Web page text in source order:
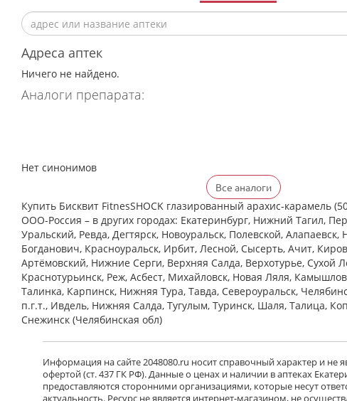
Адреса аптек
Ничего не найдено.
Аналоги препарата:
Нет синонимов
Все аналоги
Купить Бисквит FitnesSHOCK глазированный арахис-карамель
ООО-Россия – в других городах: Екатеринбург, Нижний Тагил,
Уральский, Ревда, Дегтярск, Новоуральск, Полевской, Алапаевск,
Богданович, Красноуральск, Ирбит, Лесной, Сысерть, Ачит,
Артёмовский, Нижние Cерги, Верхняя Салда, Верхотурье, Сухой
Краснотурьинск, Реж, Асбест, Михайловск, Новая Ляля,
Талинка, Карпинск, Нижняя Тура, Тавда, Североуральск,
п.г.т., Ивдель, Нижняя Салда, Тугулым, Туринск, Шаля, Талица,
Снежинск (Челябинская обл)
Информация на сайте 2048080.ru носит справочный характер и не
офертой (ст. 437 ГК РФ). Данные о ценах и наличии в аптеках
предоставляются сторонними организациями, которые несут
актуальность. Ресурс не является интернет-магазином, не